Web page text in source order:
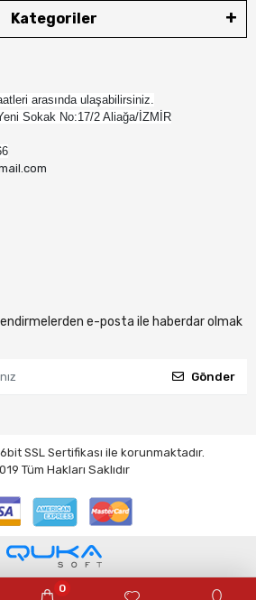
Kategoriler
arasında ulaşabilirsiniz.
Sokak No:17/2 Aliağa/İZMİR
e-posta ile haberdar olmak
Gönder
SSL Sertifikası ile korunmaktadır.
Tüm Hakları Saklıdır
0